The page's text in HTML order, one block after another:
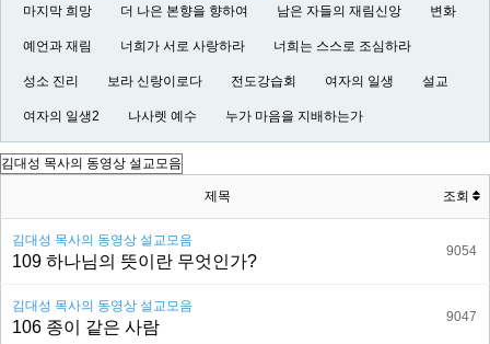
마지막 희망 더 나은 본향을 향하여 남은 자들의 재림신앙 변화
예언과 재림 너희가 서로 사랑하라 너희는 스스로 조심하라
성소 진리 보라 신랑이로다 전도강습회 여자의 일생 설교
여자의 일생2 나사렛 예수 누가 마음을 지배하는가
제목 조회
김대성 목사의 동영상 설교모음
109 하나님의 뜻이란 무엇인가?
9054
김대성 목사의 동영상 설교모음
106 종이 같은 사람
9047